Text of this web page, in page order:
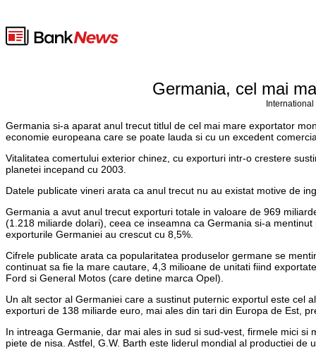
Germania, cel mai
Germania si-a aparat anul trecut titlul de cel mai mare exportator
economie europeana care se poate lauda si cu un excedent
Vitalitatea comertului exterior chinez, cu exporturi intr-o crestere
planetei incepand cu 2003.
Datele publicate vineri arata ca anul trecut nu au existat motive de
Germania a avut anul trecut exporturi totale in valoare de 969
(1.218 miliarde dolari), ceea ce inseamna ca Germania si-a
exporturile Germaniei au crescut cu 8,5%.
Cifrele publicate arata ca popularitatea produselor germane se
continuat sa fie la mare cautare, 4,3 milioane de unitati fiind
Ford si General Motos (care detine marca Opel).
Un alt sector al Germaniei care a sustinut puternic exportul este cel
exporturi de 138 miliarde euro, mai ales din tari din Europa de Est,
In intreaga Germanie, dar mai ales in sud si sud-vest, firmele mici
piete de nisa. Astfel, G.W. Barth este liderul mondial al productiei de